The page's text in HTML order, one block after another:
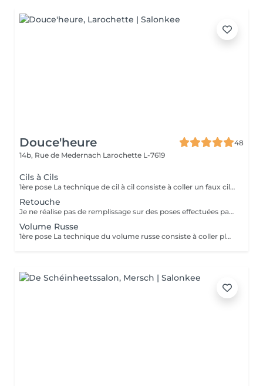
Douce'heure
48
14b, Rue de Medernach Larochette L-7619
Cils à Cils
1ère pose La technique de cil à cil consiste à coller un faux cil sur chacun de vos cils naturels. De cette façon, il est possible d'agir sur leur longueur, leur courbure, et de leur épaisseur.
Retouche
Je ne réalise pas de remplissage sur des poses effectuées par d'autres techniciennes. Pour un regard toujours parfait, une vérification ou un entretien toutes les 3 à 4 semaines est nécessaire, afin de poser d'autres extensions sur les nouveaux cils qui sont tombés.
Volume Russe
1ère pose La technique du volume russe consiste à coller plusieurs faux cils sur chacun de vos cils naturels. De cette façon, il est possible d'agir sur leur longueur, leur courbure, leur épaisseur et leur volume